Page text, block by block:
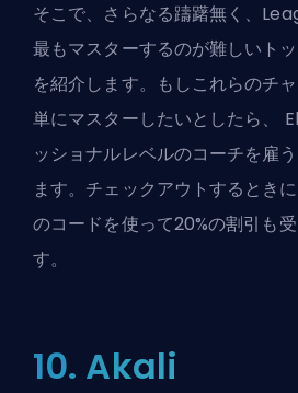
そこで、さらなる躊躇無く、
最もマスターするのが難しいト
を紹介します。もしこれらのチ
単にマスターしたいとしたら、
ッショナルレベルのコーチを雇う
ます。チェックアウトするとき
のコードを使って20%の割引も
す。
10. Akali